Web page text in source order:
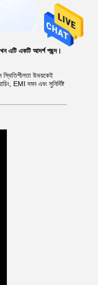
এটি একটি আদর্শ পছন্দ।
স্থিতিশীলতা উভয়কেই
EMI দমন এবং সুনির্দিষ্ট